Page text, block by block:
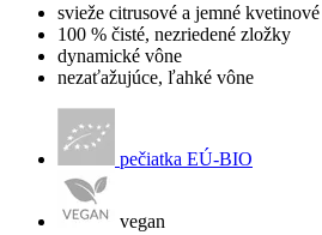
svieže citrusové a jemné
100 % čisté, nezriedené zložky
dynamické vône
nezaťažujúce, ľahké vône
pečiatka EÚ-BIO
vegan